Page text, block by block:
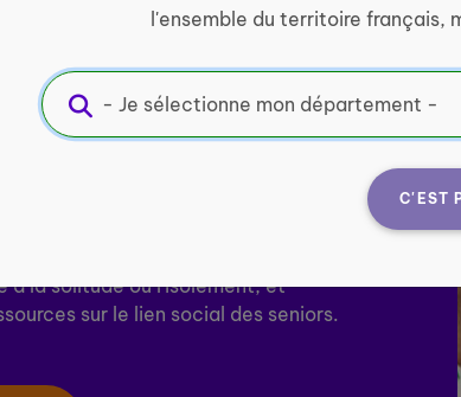
l'ensemble du territoire français,
C'EST
pour le lien
SOS Seniors, le site ogenie.fr vous
près de chez vous, d'être
à la solitude ou l'isolement, et
sur le lien social des seniors.